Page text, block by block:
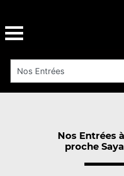
Nos Entrées
proche